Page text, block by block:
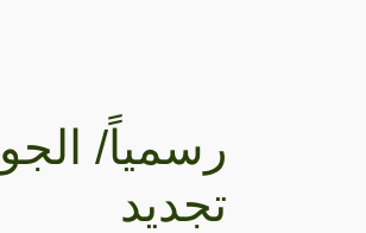
رسمياً/
تجديد